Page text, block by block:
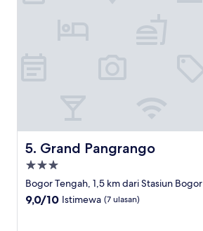
5. Grand Pangrango
Grand Pangrango
Properti
bintang
3.0
Bogor Tengah, 1,5 km dari Stasiun Bogor
9.0
9,0/10 Istimewa (7 ulasan)